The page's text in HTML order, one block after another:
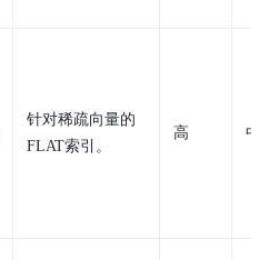
针对稀疏向量的
FLAT索引。
高 中